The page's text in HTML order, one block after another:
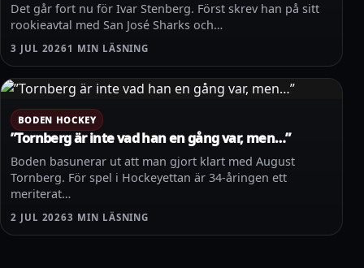
Det går fort nu för Ivar Stenberg. Först skrev han på sitt
rookieavtal med San José Sharks och…
3 JUL 2026 1 MIN LÄSNING
BODEN HOCKEY
”Tornberg är inte vad han en gång var, men…”
Boden basunerar ut att man gjort klart med August
Tornberg. För spel i Hockeyettan är 34-åringen ett
meriterat…
2 JUL 20263 MIN LÄSNING